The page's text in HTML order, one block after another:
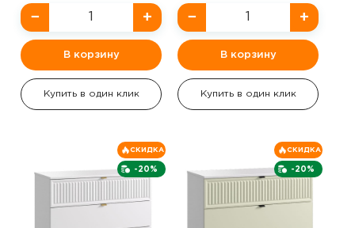
− +
В корзину
Купить в один клик
− +
В корзину
Купить в один клик
-20%
СКИДКА
-20%
СКИДКА